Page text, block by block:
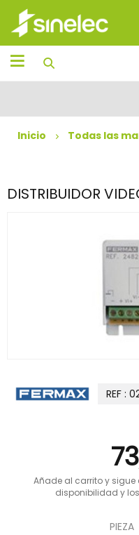
Saltar
contenido
Saltar
menú
de
navegación
Inicio Todas las
DISTRIBUIDOR
REF :
Añade al carrito y
disponibilidad y
PIEZA